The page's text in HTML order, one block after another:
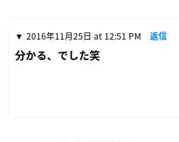
2016年11月25日 at 12:51 PM 返信
分かる、でした笑